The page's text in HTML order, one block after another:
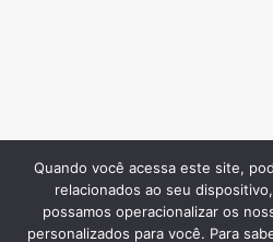
Quando você acessa este site,
relacionados ao seu
possamos operacionalizar os
personalizados para você. Para